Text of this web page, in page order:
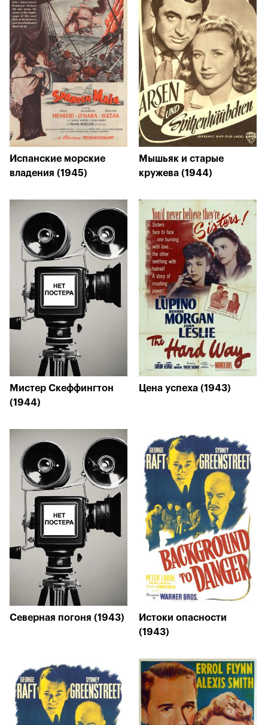
Испанские морские
владения (1945)
Мышьяк и старые
кружева (1944)
Мистер Скеффингтон
(1944)
Цена успеха (1943)
Северная погоня (1943)
Истоки опасности
(1943)